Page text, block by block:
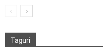
Taguri